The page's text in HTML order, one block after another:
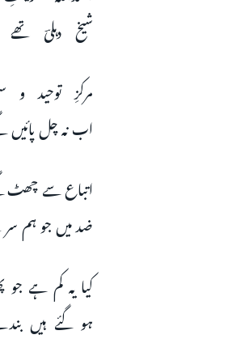
شیخ دہلیؔ
مرکزِ توحید
اب نہ چل
اتباع سے چھٹ
ضد میں جو ہم
کیا یہ کم ہے جو
ہو گئے ہیں